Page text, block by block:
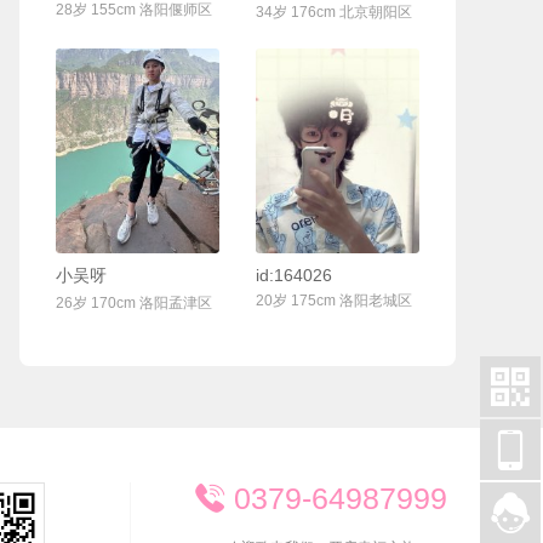
28岁 155cm 洛阳偃师区 34岁 176cm 北京朝阳区
小吴呀
26岁 170cm 洛阳孟津区
联系Ta
id:164026
20岁 175cm 洛阳老城区
 0379-64987999

